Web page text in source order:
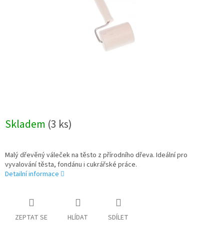
Skladem (3 ks)
Malý dřevěný váleček na těsto z přírodního dřeva. Ideální pro
vyvalování těsta, fondánu i cukrářské práce.
Detailní informace
ZEPTAT SE HLÍDAT SDÍLET